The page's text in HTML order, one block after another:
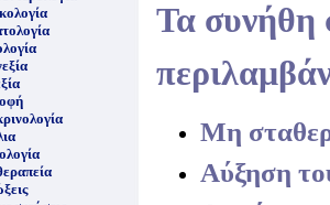
Τα συνήθη
Μη
Αύξηση